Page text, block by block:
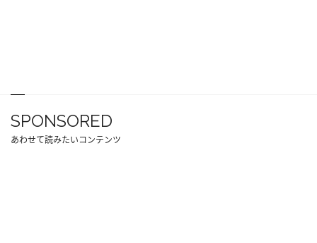
SPONSORED
あわせて読みたいコンテンツ